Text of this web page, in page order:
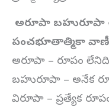
అరూపా బహురూపా
పంచభూతాత్మికా
అరూపా – రూపం లేనిది
బహురూపా – అనేక
విరూపా – ప్రత్యేక